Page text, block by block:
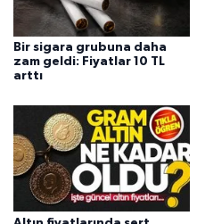
Bir sigara grubuna daha
zam geldi: Fiyatlar 10 TL
arttı